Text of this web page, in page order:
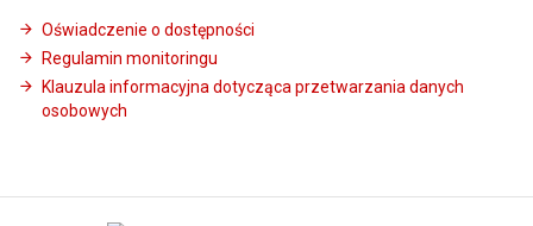
Oświadczenie o dostępności
Regulamin monitoringu
Klauzula informacyjna dotycząca przetwarzania danych
osobowych